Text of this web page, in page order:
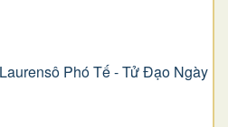
Phó Tế - Tử Đạo Ngày